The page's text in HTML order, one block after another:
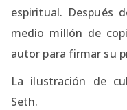
espiritual. Después
medio millón de
autor para firmar su
La ilustración de
Seth.